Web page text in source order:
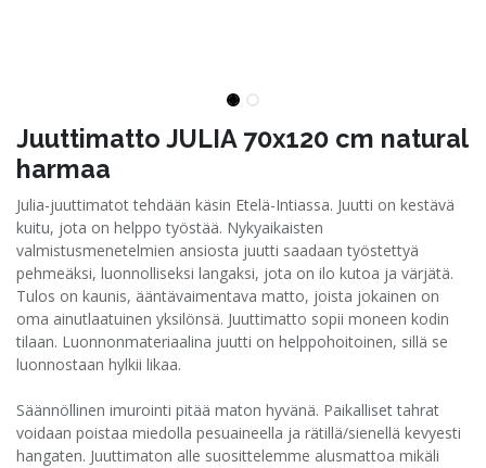
Juuttimatto JULIA 70x120 cm natural
harmaa
Julia-juuttimatot tehdään käsin Etelä-Intiassa. Juutti on kestävä
kuitu, jota on helppo työstää. Nykyaikaisten
valmistusmenetelmien ansiosta juutti saadaan työstettyä
pehmeäksi, luonnolliseksi langaksi, jota on ilo kutoa ja värjätä.
Tulos on kaunis, ääntävaimentava matto, joista jokainen on
oma ainutlaatuinen yksilönsä. Juuttimatto sopii moneen kodin
tilaan. Luonnonmateriaalina juutti on helppohoitoinen, sillä se
luonnostaan hylkii likaa.
Säännöllinen imurointi pitää maton hyvänä. Paikalliset tahrat
voidaan poistaa miedolla pesuaineella ja rätillä/sienellä kevyesti
hangaten. Juuttimaton alle suosittelemme alusmattoa mikäli